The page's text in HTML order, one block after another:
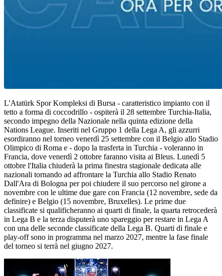
L'Atatürk Spor Kompleksi di Bursa - caratteristico impianto con il
tetto a forma di coccodrillo - ospiterà il 28 settembre Turchia-Italia,
secondo impegno della Nazionale nella quinta edizione della
Nations League. Inseriti nel Gruppo 1 della Lega A, gli azzurri
esordiranno nel torneo venerdì 25 settembre con il Belgio allo Stadio
Olimpico di Roma e - dopo la trasferta in Turchia - voleranno in
Francia, dove venerdì 2 ottobre faranno visita ai Bleus. Lunedì 5
ottobre l'Italia chiuderà la prima finestra stagionale dedicata alle
nazionali tornando ad affrontare la Turchia allo Stadio Renato
Dall'Ara di Bologna per poi chiudere il suo percorso nel girone a
novembre con le ultime due gare con Francia (12 novembre, sede da
definire) e Belgio (15 novembre, Bruxelles). Le prime due
classificate si qualificheranno ai quarti di finale, la quarta retrocederà
in Lega B e la terza disputerà uno spareggio per restare in Lega A
con una delle seconde classificate della Lega B. Quarti di finale e
play-off sono in programma nel marzo 2027, mentre la fase finale
del torneo si terrà nel giugno 2027.